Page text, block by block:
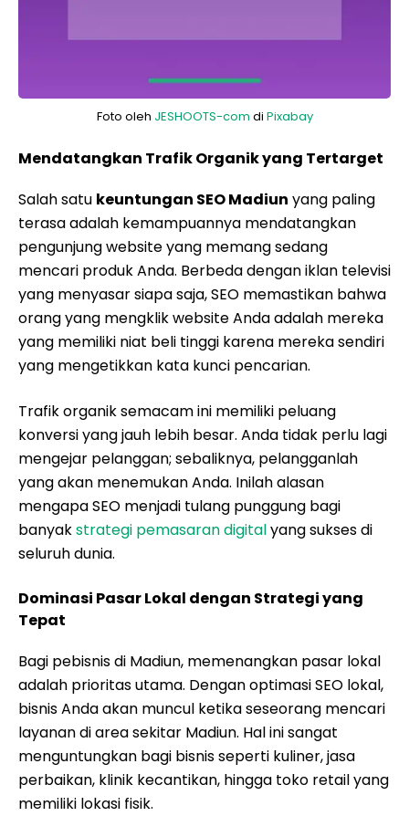
Foto oleh JESHOOTS-com di Pixabay
Mendatangkan Trafik Organik yang Tertarget
Salah satu keuntungan SEO Madiun yang paling
terasa adalah kemampuannya mendatangkan
pengunjung website yang memang sedang
mencari produk Anda. Berbeda dengan iklan televisi
yang menyasar siapa saja, SEO memastikan bahwa
orang yang mengklik website Anda adalah mereka
yang memiliki niat beli tinggi karena mereka sendiri
yang mengetikkan kata kunci pencarian.
Trafik organik semacam ini memiliki peluang
konversi yang jauh lebih besar. Anda tidak perlu lagi
mengejar pelanggan; sebaliknya, pelangganlah
yang akan menemukan Anda. Inilah alasan
mengapa SEO menjadi tulang punggung bagi
banyakstrategi pemasaran digitalyang sukses di
seluruh dunia.
Dominasi Pasar Lokal dengan Strategi yang
Tepat
Bagi pebisnis di Madiun, memenangkan pasar lokal
adalah prioritas utama. Dengan optimasi SEO lokal,
bisnis Anda akan muncul ketika seseorang mencari
layanan di area sekitar Madiun. Hal ini sangat
menguntungkan bagi bisnis seperti kuliner, jasa
perbaikan, klinik kecantikan, hingga toko retail yang
memiliki lokasi fisik.